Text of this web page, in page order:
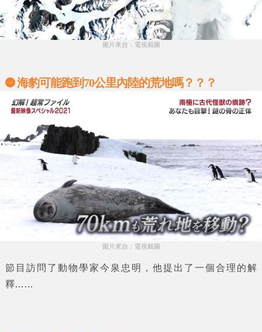
圖片來自：電視截圖
海豹可能跑到70公里內陸的荒地嗎？？？
圖片來自：電視截圖
節目訪問了動物學家今泉忠明
，他提出了一個合理的解
釋……